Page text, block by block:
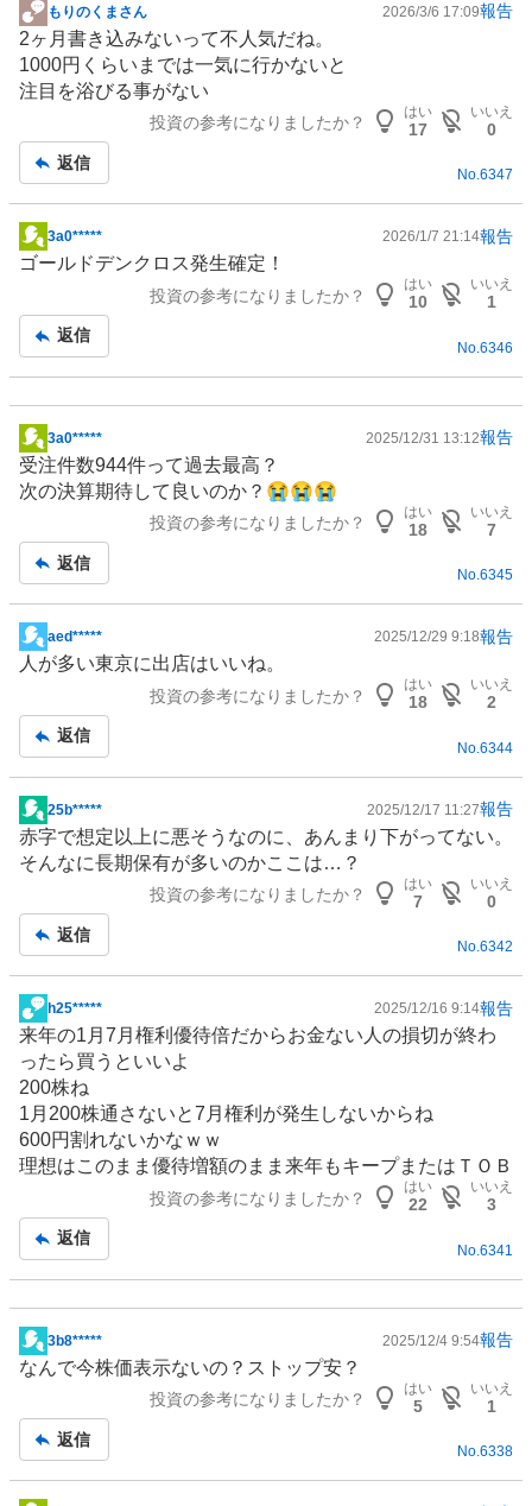
掲
示
板
記
もりのくまさん 2026/3/6 17:09報告
2ヶ月書き込みないって不人気だね。
1000円くらいまでは一気に行かないと
注目を浴びる事がない
投資の参考になりましたか？
はい
17
いいえ
0
返信
No.6347
掲
示
事
3a0***** 2026/1/7 21:14報告
ゴールドデンクロス発生確定！
投資の参考になりましたか？
はい
10
いいえ
1
返信
No. 6346
掲
示
板
3a0***** 2025/12/31 13:12報告
受注件数944件って過去最高？
次の決算期待して良いのか？😭😭😭
投資の参考になりましたか？
はい
18
いいえ
7
返信
No.6345
掲
示
事
aed***** 2025/12/29 9:18報告
人が多い東京に出店はいいね。
投資の参考になりましたか？
はい
18
いいえ
2
返信
No. 6344
掲
示
板
25b***** 2025/12/17 11:27報告
赤字で想定以上に悪そうなのに、あんまり下がってない。
そんなに長期保有が多いのかここは…？
投資の参考になりましたか？
はい
7
いいえ
0
返信
No.6342
掲
示
板
記
事
h25***** 2025/12/16 9:14報告
来年の1月7月権利優待倍だからお金ない人の損切が終わ
ったら買うといいよ
200株ね
1月200株通さないと7月権利が発生しないからね
600円割れないかなｗｗ
理想はこのまま優待増額のまま来年もキープまたはＴＯＢ
投資の参考になりましたか？
はい
22
いいえ
3
返信
No. 6341
掲
示
事
3b8***** 2025/12/4 9:54報告
なんで今株価表示ないの？ストップ安？
投資の参考になりましたか？
はい
5
いいえ
1
返信
No.6338